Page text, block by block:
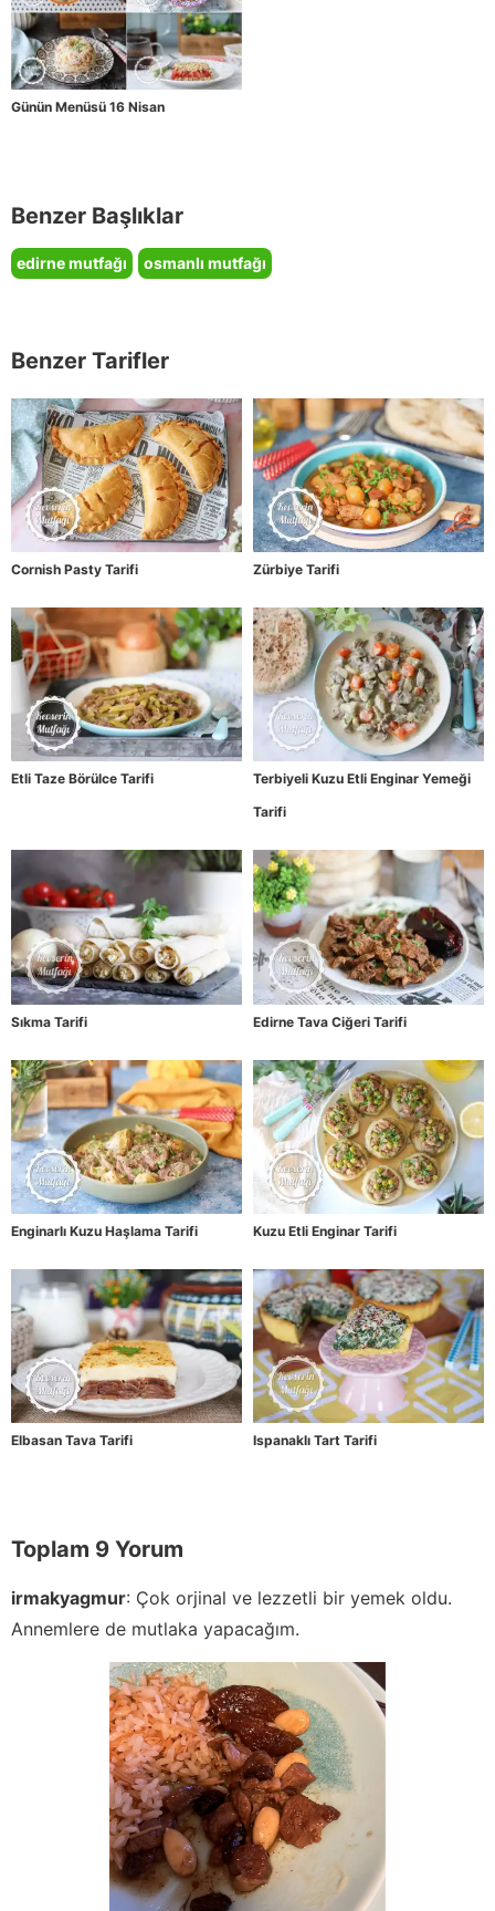
Günün Menüsü 16 Nisan
Benzer Başlıklar
edirne mutfağı osmanlı mutfağı
Benzer Tarifler
Cornish Pasty Tarifi Zürbiye Tarifi
Etli Taze Börülce Tarifi
Terbiyeli Kuzu Etli Enginar Yemeği
Tarifi
Sıkma Tarifi Edirne Tava Ciğeri Tarifi
Enginarlı Kuzu Haşlama Tarifi Kuzu Etli Enginar Tarifi
Elbasan Tava Tarifi Ispanaklı Tart Tarifi
Toplam 9 Yorum
irmakyagmur: Çok orjinal ve lezzetli bir yemek oldu.
Annemlere de mutlaka yapacağım.